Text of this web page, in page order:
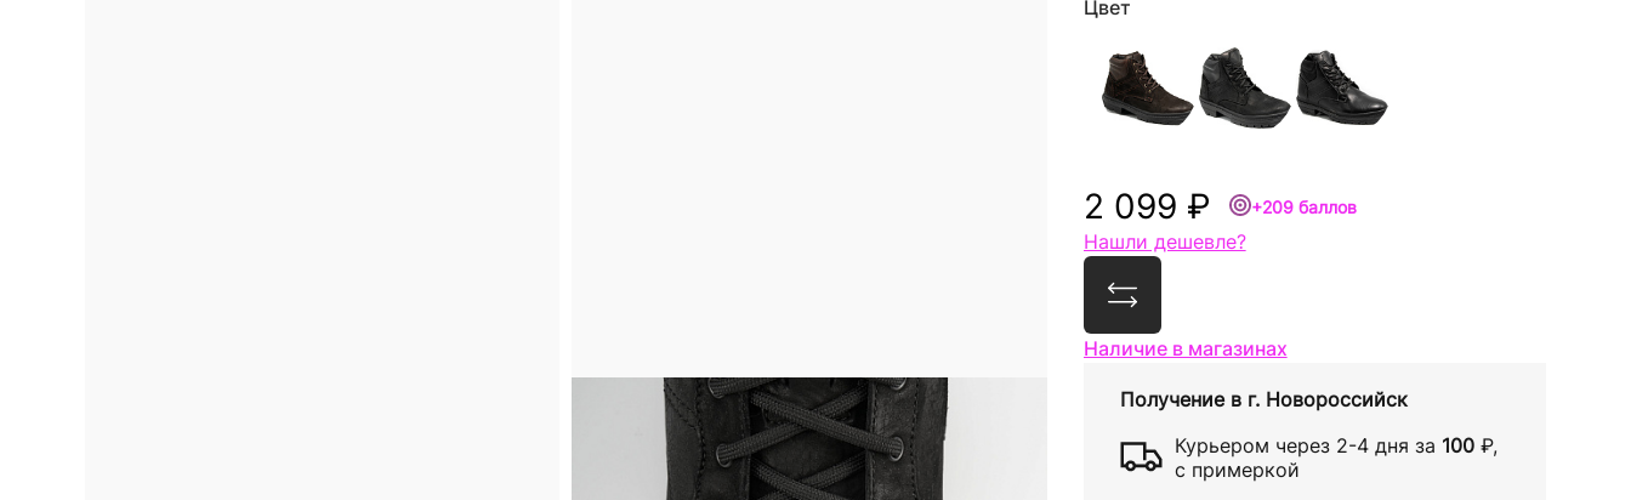
Цвет
2 099 ₽ +209 баллов
Нашли дешевле?
Сравнить
Наличие в магазинах
Получение в г. Новороссийск
Курьером через 2-4 дня за 100 ₽,
с примеркой